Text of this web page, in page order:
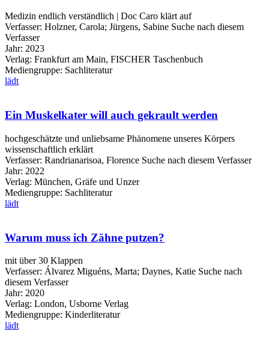
Medizin endlich verständlich | Doc Caro klärt auf
Verfasser: Holzner, Carola; Jürgens, Sabine Suche nach diesem
Verfasser
Jahr: 2023
Verlag: Frankfurt am Main, FISCHER Taschenbuch
Mediengruppe: Sachliteratur
lädt
Ein Muskelkater will auch gekrault werden
hochgeschätzte und unliebsame Phänomene unseres Körpers
wissenschaftlich erklärt
Verfasser: Randrianarisoa, Florence Suche nach diesem Verfasser
Jahr: 2022
Verlag: München, Gräfe und Unzer
Mediengruppe: Sachliteratur
lädt
Warum muss ich Zähne putzen?
mit über 30 Klappen
Verfasser: Álvarez Miguéns, Marta; Daynes, Katie Suche nach
diesem Verfasser
Jahr: 2020
Verlag: London, Usborne Verlag
Mediengruppe: Kinderliteratur
lädt